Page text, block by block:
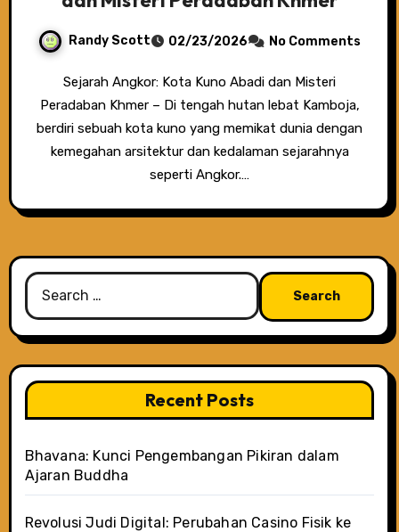
Randy Scott 02/23/2026 No Comments
Sejarah Angkor: Kota Kuno Abadi dan Misteri
Peradaban Khmer – Di tengah hutan lebat Kamboja,
berdiri sebuah kota kuno yang memikat dunia dengan
kemegahan arsitektur dan kedalaman sejarahnya
seperti Angkor.…
Search
for:
Recent Posts
Bhavana: Kunci Pengembangan Pikiran dalam
Ajaran Buddha
Revolusi Judi Digital: Perubahan Casino Fisik ke